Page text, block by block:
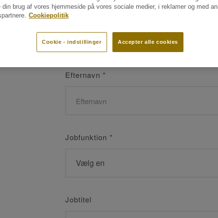
Navn *
Efternavn *
Jobfunktion *
Jobtitel
din brug af vores hjemmeside på vores sociale medier, i reklamer og med
Cookiepolitik
Accepter alle cookies
Cookie - indstillinger